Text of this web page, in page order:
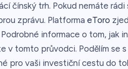
čínský trh. Pokud nemáte
zprávu. Platforma eToro
informace o tom, jak
v tomto průvodci. Podělím se
pro vaši investiční cestu do